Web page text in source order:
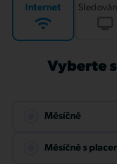
Internet
Vyberte
Měsíčně
Měsíčně s